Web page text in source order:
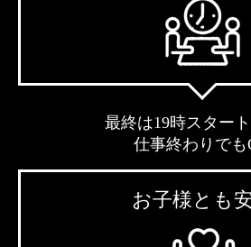
最終は19時スター
仕事終わりでも
お子様とも